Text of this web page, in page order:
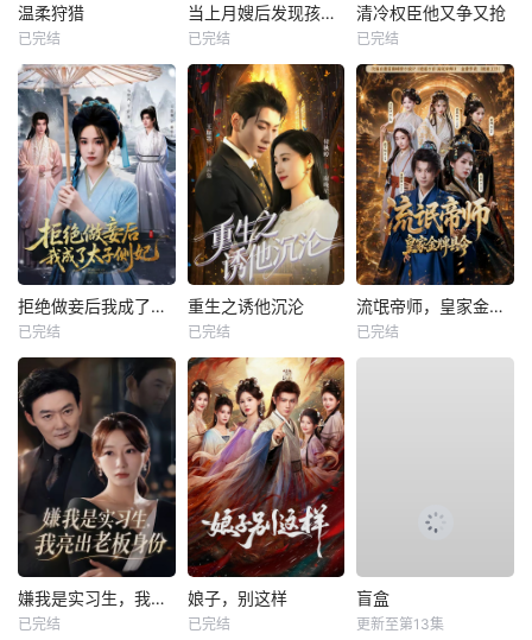
温柔狩猎
已完结
当上月嫂后发现孩子是我的
已完结
清冷权臣他又争又抢
已完结
拒绝做妾后我成了太子侧妃
已完结
重生之诱他沉沦
已完结
流氓帝师，皇家金牌县令
已完结
嫌我是实习生，我亮出老板身份
已完结
娘子，别这样
已完结
盲盒
更新至第13集